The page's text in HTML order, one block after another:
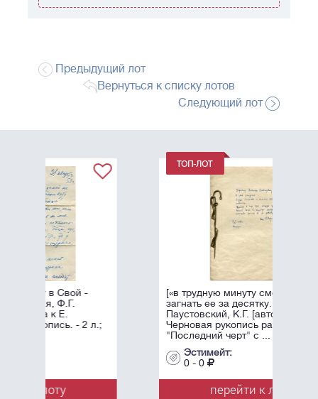
Предыдущий лот
Вернуться к списку лотов
Следующий лот
[«в трудную минуту сможете
загнать ее за десятку…»]
Паустовский, К.Г. [автограф].
Черновая рукопись рассказа
"Последний черт" с ...